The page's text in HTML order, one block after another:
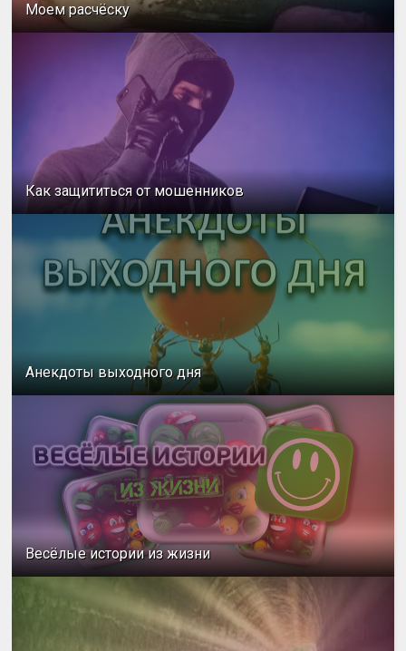
Моем расчёску
Как защититься от мошенников
Анекдоты выходного дня
Весёлые истории из жизни